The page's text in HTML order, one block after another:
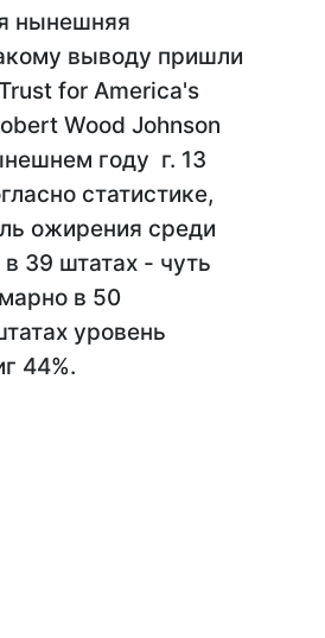
нынешняя
выводу пришли
for America's
Wood Johnson
году г. 13
статистике,
ожирения среди
39 штатах - чуть
в 50
уровень
44%.